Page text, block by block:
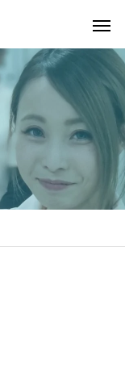
坐骨神経痛
坐骨神経痛の本質に向